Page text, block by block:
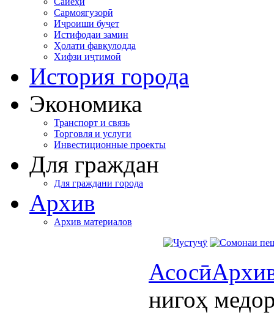
Сармоягузорӣ
Иҷроиши буҷет
Истифодаи замин
Ҳолати фавқулодда
Хифзи иҷтимоӣ
История города
Экономика
Транспорт и связь
Торговля и услуги
Инвестиционные проекты
Для граждан
Для граждани города
Архив
Архив материалов
Асосӣ
нигоҳ